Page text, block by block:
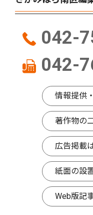
042-
042-
情報提供
著作物の
広告掲載
紙面の設
Web版記